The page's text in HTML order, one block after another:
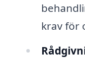
krav för